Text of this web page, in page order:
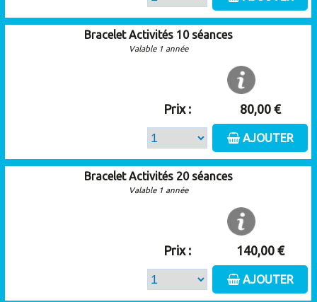
Bracelet Activités 10 séances
Valable 1 année
Prix : 80,00 €
AJOUTER
Bracelet Activités 20 séances
Valable 1 année
Prix : 140,00 €
AJOUTER